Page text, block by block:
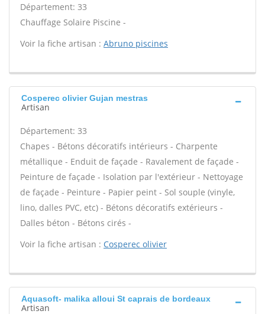
Département: 33
Chauffage Solaire Piscine -
Voir la fiche artisan : Abruno piscines
Cosperec olivier Gujan mestras
Artisan
Département: 33
Chapes - Bétons décoratifs intérieurs - Charpente
métallique - Enduit de façade - Ravalement de façade -
Peinture de façade - Isolation par l'extérieur - Nettoyage
de façade - Peinture - Papier peint - Sol souple (vinyle,
lino, dalles PVC, etc) - Bétons décoratifs extérieurs -
Dalles béton - Bétons cirés -
Voir la fiche artisan : Cosperec olivier
Aquasoft- malika alloui St caprais de bordeaux
Artisan